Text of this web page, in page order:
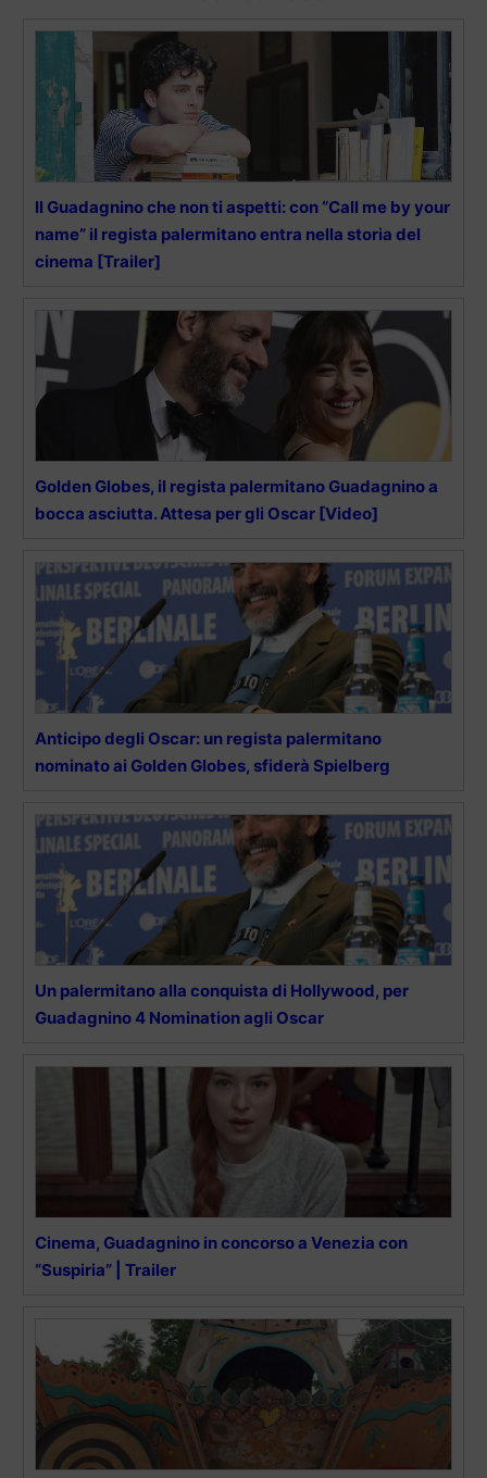
Il Guadagnino che non ti aspetti: con “Call me by your
name” il regista palermitano entra nella storia del
cinema [Trailer]
Golden Globes, il regista palermitano Guadagnino a
bocca asciutta. Attesa per gli Oscar [Video]
Anticipo degli Oscar: un regista palermitano
nominato ai Golden Globes, sfiderà Spielberg
Un palermitano alla conquista di Hollywood, per
Guadagnino 4 Nomination agli Oscar
Cinema, Guadagnino in concorso a Venezia con
“Suspiria” | Trailer